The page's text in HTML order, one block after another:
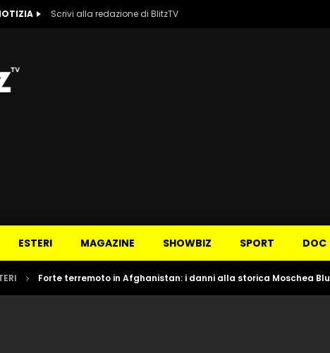
Scrivi alla redazione di BlitzTV
ESTERI MAGAZINE SHOWBIZ SPORT DOC
Forte terremoto in Afghanistan: i danni alla storica Moschea Blu